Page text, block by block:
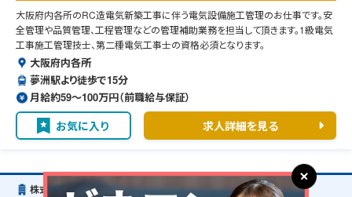
大阪府内各所のRC造電気新築工事に伴う電気設備施工管理のお仕事です。安
全管理や品質管理、工程管理などの管理補助業務を担当して頂きます。1級電気
工事施工管理技士、第二種電気工事士の資格必須となります。
大阪府内各所
夢洲駅より徒歩で15分
月給約59〜100万円（前職給与保証）
お気に入り 求人詳細を見る
株式会社九電工